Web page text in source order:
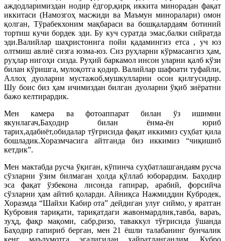
аждодларимиздан нодир ёдгор,қирқ иккита минорадан фақат
иккитаси (Намозгоҳ масжиди ва Маъмун миноралари) омон
қолган, Тўрабекхоним мақбараси ва бошқалардаям ботиний
тортиш кучи бордек эди. Бу куч суратда эмас,балки сийратда
эди.Валийлар шаҳристонига пойи қадамингиз етса , уч юз
олтмиш авлиё сизга юзма-юз. Сиз руҳларни кўрмасангиз ҳам,
руҳлар нигоҳи сизда. Руҳий баркамол инсон уларни қалб кўзи
билан кўришга, мулоқотга қодир. Валийлар шафоати туфайли,
Аллоҳ дуоларни мустажоб,мушкулларни осон қилгусидир.
Шу боис биз ҳам ичимиздан билган дуоларни ўқиб зиёратни
бажо келтирардик.
Мен камера ва фотоаппарат билан ўз ишимни
якунлагач,Баҳодир билан ёнма-ён юриб
тарих,адабиёт,обидалар тўғрисида фақат иккимиз суҳбат қила
бошладик.Хоразмчасига айтганда биз иккимиз “чиқишиб
кетдик”.
Мен мактабда русча ўқиган, кўпинча суҳбатлашгандаям русча
сўзларни ўзим билмаган ҳолда қўллаб юборардим. Баҳодир
эса фақат ўзбекона лисонда гапирар, арабий, форсийча
сўзларни ҳам айтиб қоларди. Айниқса Нажмиддин Кубродек,
Хоразмда “Шайхи Кабир ота” дейдиган улуғ сиймо, у яратган
Кубровия тариқати, тариқатдаги жавонмардлик,тавба, вараъ,
зуҳд, фақр мақоми, сабр,ризо, таваккул тўғрисида ўшанда
Баҳодир гапириб берган, мен 21 ёшли талабанинг бунчалик